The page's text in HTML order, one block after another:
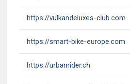
https://vulkandeluxes-club.com
https://smart-bike-europe.com
https://urbanrider.ch